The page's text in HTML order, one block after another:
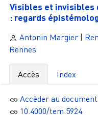
Visibles et invisibles
: regards
Antonin Margier|
Rennes
Accès Index
Accèder au document
10.4000/tem.5924